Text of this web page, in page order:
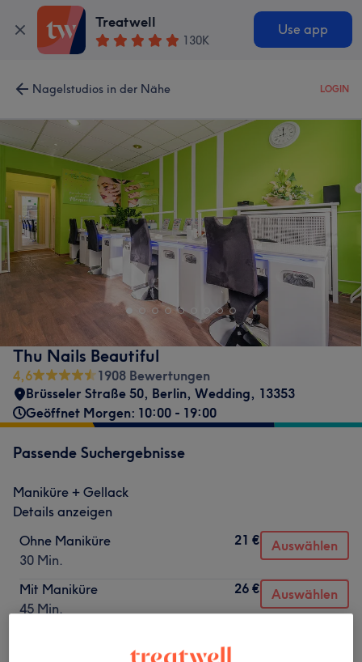
Treatwell
130K
Use app
Nagelstudios in der Nähe LOGIN
Thu Nails Beautiful
4,6
1908 Bewertungen
Brüsseler Straße 50, Berlin, Wedding, 13353
Geöffnet Morgen: 10:00 - 19:00
Passende Suchergebnisse
Maniküre + Gellack
Details anzeigen
Ohne Maniküre
30 Min.
21 € Auswählen
Mit Maniküre
45 Min.
26 € Auswählen